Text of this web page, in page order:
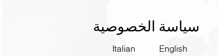
سياسة الخصوصية
English
Italian